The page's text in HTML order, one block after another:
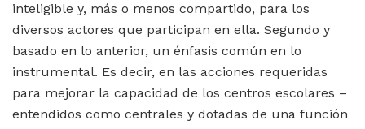
inteligible y, más o menos compartido, para los
diversos actores que participan en ella. Segundo y
basado en lo anterior, un énfasis común en lo
instrumental. Es decir, en las acciones requeridas
para mejorar la capacidad de los centros escolares –
entendidos como centrales y dotadas de una función